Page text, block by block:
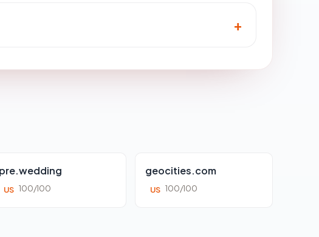
pre.wedding
US 100/100
geocities.com
US 100/100